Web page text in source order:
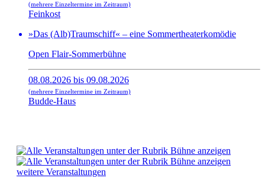
(mehrere Einzeltermine im Zeitraum)
Feinkost
»Das (Alb)Traumschiff« – eine Sommertheaterkomödie
Open Flair-Sommerbühne
08.08.2026 bis 09.08.2026
(mehrere Einzeltermine im Zeitraum)
Budde-Haus
weitere Veranstaltungen